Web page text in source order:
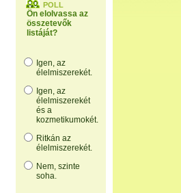
POLL
Ön elolvassa az
összetevők
listáját?
Igen, az
élelmiszerekét.
Igen, az
élelmiszerekét
és a
kozmetikumokét.
Ritkán az
élelmiszerekét.
Nem, szinte
soha.